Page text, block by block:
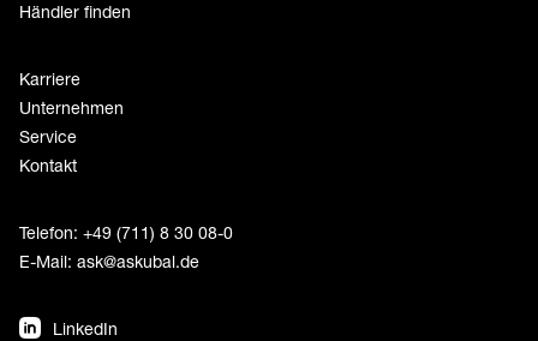
Händler finden
Karriere
Unternehmen
Service
Kontakt
Telefon: +49 (711) 8 30 08-0
E-Mail: ask@askubal.de
LinkedIn